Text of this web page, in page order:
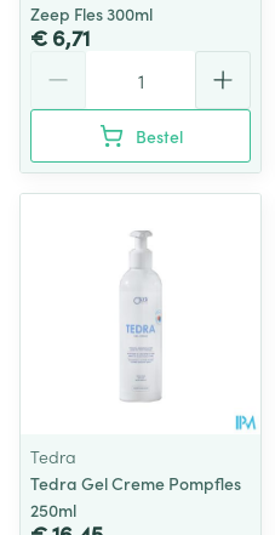
Zeep Fles 300ml
€ 6,71
Bestel
Tedra
Tedra Gel Creme Pompfles
250ml